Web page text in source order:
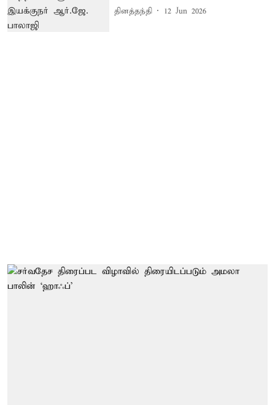
தினத்தந்தி 12 Jun 2026